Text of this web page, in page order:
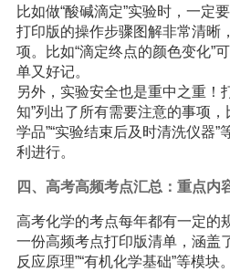
比如做“酸碱滴定”实验时，一定
打印版的操作步骤图解非常清晰
项。比如“滴定终点的颜色变化”
单又好记。
另外，实验安全也是重中之重！
知”列出了所有需要注意的事项
学品”“实验结束后及时清洗仪器
利进行。
四、高考高频考点汇总：重点内
高考化学的考点每年都有一定的
一份高频考点打印版清单，涵盖
反应原理”“有机化学基础”等模块。